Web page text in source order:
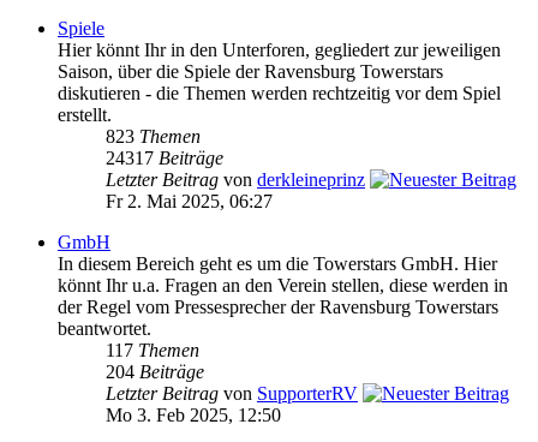
Spiele
Hier könnt Ihr in den Unterforen, gegliedert zur jeweiligen
Saison, über die Spiele der Ravensburg Towerstars
diskutieren - die Themen werden rechtzeitig vor dem Spiel
erstellt.
823 Themen
24317 Beiträge
Letzter Beitrag von derkleineprinz
Fr 2. Mai 2025, 06:27
GmbH
In diesem Bereich geht es um die Towerstars GmbH. Hier
könnt Ihr u.a. Fragen an den Verein stellen, diese werden in
der Regel vom Pressesprecher der Ravensburg Towerstars
beantwortet.
117 Themen
204 Beiträge
Letzter Beitrag von SupporterRV
Mo 3. Feb 2025, 12:50